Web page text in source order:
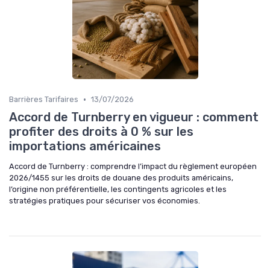
Barrières Tarifaires • 13/07/2026
Accord de Turnberry en vigueur : comment
profiter des droits à 0 % sur les
importations américaines
Accord de Turnberry : comprendre l’impact du règlement européen
2026/1455 sur les droits de douane des produits américains,
l’origine non préférentielle, les contingents agricoles et les
stratégies pratiques pour sécuriser vos économies.